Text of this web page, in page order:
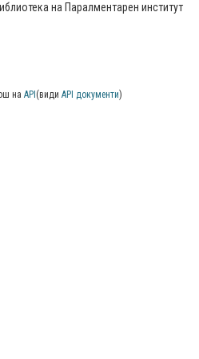
на Паралментарен институт
на API (види API документи)